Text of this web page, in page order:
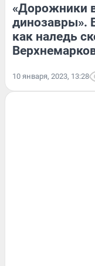
«Дорожники
динозавры».
как наледь
10 января, 2023, 13:28